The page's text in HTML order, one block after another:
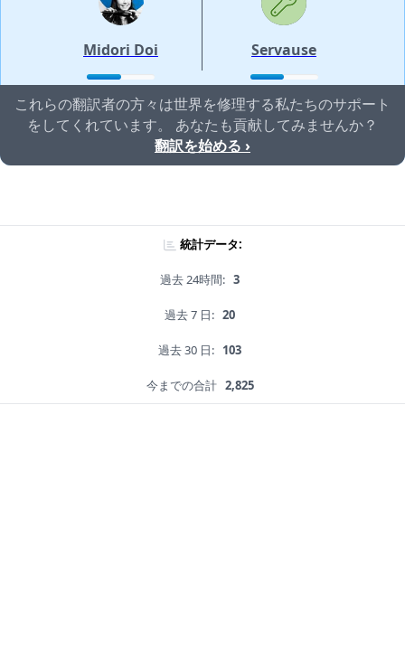
Midori Doi Servause
これらの翻訳者の方々は世界を修理する私たちのサポート
をしてくれています。 あなたも貢献してみませんか？
翻訳を始める ›
統計データ:
過去 24時間: 3
過去 7 日: 20
過去 30 日: 103
今までの合計 2,825